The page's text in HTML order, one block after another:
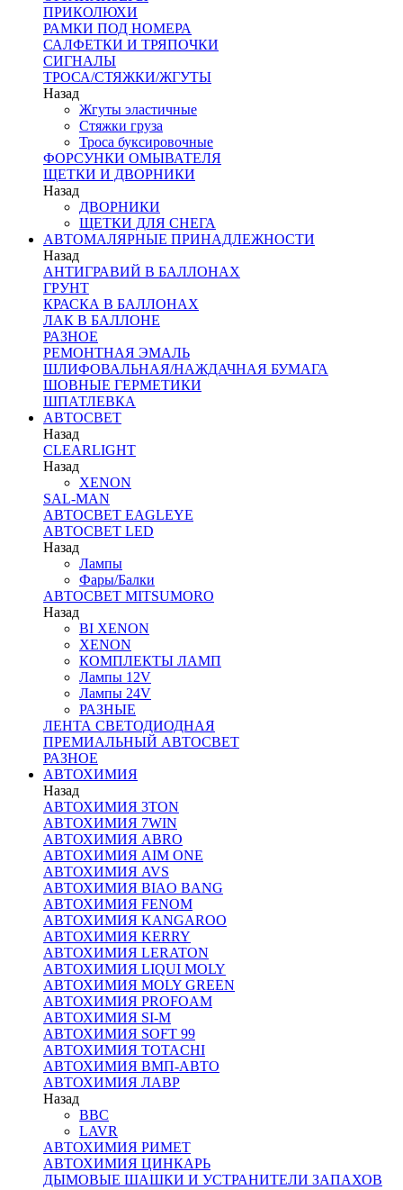
ПРИКОЛЮХИ
РАМКИ ПОД НОМЕРА
САЛФЕТКИ И ТРЯПОЧКИ
СИГНАЛЫ
ТРОСА/СТЯЖКИ/ЖГУТЫ
Назад
Жгуты эластичные
Стяжки груза
Троса буксировочные
ФОРСУНКИ ОМЫВАТЕЛЯ
ЩЕТКИ И ДВОРНИКИ
Назад
ДВОРНИКИ
ЩЕТКИ ДЛЯ СНЕГА
АВТОМАЛЯРНЫЕ ПРИНАДЛЕЖНОСТИ
Назад
АНТИГРАВИЙ В БАЛЛОНАХ
ГРУНТ
КРАСКА В БАЛЛОНАХ
ЛАК В БАЛЛОНЕ
РАЗНОЕ
РЕМОНТНАЯ ЭМАЛЬ
ШЛИФОВАЛЬНАЯ/НАЖДАЧНАЯ БУМАГА
ШОВНЫЕ ГЕРМЕТИКИ
ШПАТЛЕВКА
АВТОСВЕТ
Назад
CLEARLIGHT
Назад
XENON
SAL-MAN
АВТОСВЕТ EAGLEYE
АВТОСВЕТ LED
Назад
Лампы
Фары/Балки
АВТОСВЕТ MITSUMORO
Назад
BI XENON
XENON
КОМПЛЕКТЫ ЛАМП
Лампы 12V
Лампы 24V
РАЗНЫЕ
ЛЕНТА СВЕТОДИОДНАЯ
ПРЕМИАЛЬНЫЙ АВТОСВЕТ
РАЗНОЕ
АВТОХИМИЯ
Назад
АВТОХИМИЯ 3TON
АВТОХИМИЯ 7WIN
АВТОХИМИЯ ABRO
АВТОХИМИЯ AIM ONE
АВТОХИМИЯ AVS
АВТОХИМИЯ BIAO BANG
АВТОХИМИЯ FENOM
АВТОХИМИЯ KANGAROO
АВТОХИМИЯ KERRY
АВТОХИМИЯ LERATON
АВТОХИМИЯ LIQUI MOLY
АВТОХИМИЯ MOLY GREEN
АВТОХИМИЯ PROFOAM
АВТОХИМИЯ SI-M
АВТОХИМИЯ SOFT 99
АВТОХИМИЯ TOTACHI
АВТОХИМИЯ ВМП-АВТО
АВТОХИМИЯ ЛАВР
Назад
BBC
LAVR
АВТОХИМИЯ РИМЕТ
АВТОХИМИЯ ЦИНКАРЬ
ДЫМОВЫЕ ШАШКИ И УСТРАНИТЕЛИ ЗАПАХОВ